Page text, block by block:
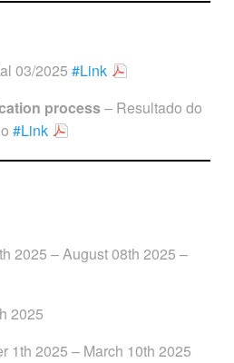
03/2025 #Link
process– Resultado do
#Link
2025 – August 08th 2025 –
2025
1th 2025 – March 10th 2025